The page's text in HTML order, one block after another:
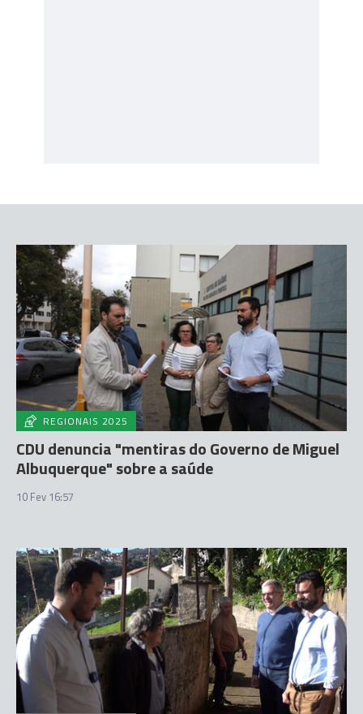
REGIONAIS 2025
CDU denuncia "mentiras do Governo de Miguel
Albuquerque" sobre a saúde
10 Fev 16:57